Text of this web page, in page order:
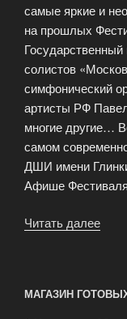
самые яркие и
на прошлых
солистов
симфонический
артисты РФ
многие другие…
самом
ДШИ имени
Афише
Читать далее
МАГАЗИН